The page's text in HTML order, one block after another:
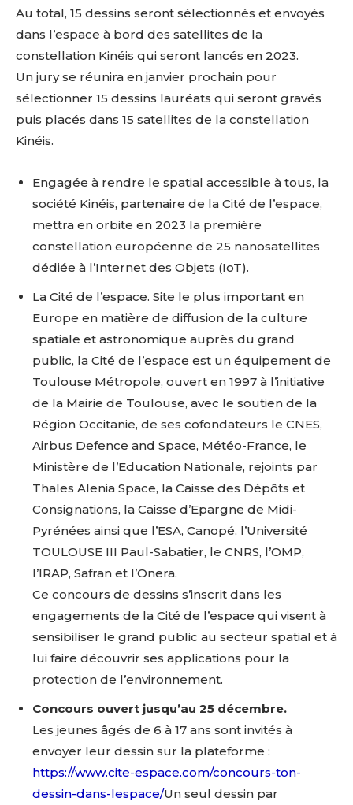
Au total, 15 dessins seront sélectionnés et envoyés
dans l’espace à bord des satellites de la
constellation Kinéis qui seront lancés en 2023.
Un jury se réunira en janvier prochain pour
sélectionner 15 dessins lauréats qui seront gravés
puis placés dans 15 satellites de la constellation
Kinéis.
Engagée à rendre le spatial accessible à tous, la
société Kinéis, partenaire de la Cité de l’espace,
mettra en orbite en 2023 la première
constellation européenne de 25 nanosatellites
dédiée à l’Internet des Objets (IoT).
La Cité de l’espace. Site le plus important en
Europe en matière de diffusion de la culture
spatiale et astronomique auprès du grand
public, la Cité de l’espace est un équipement de
Toulouse Métropole, ouvert en 1997 à l’initiative
de la Mairie de Toulouse, avec le soutien de la
Région Occitanie, de ses cofondateurs le CNES,
Airbus Defence and Space, Météo-France, le
Ministère de l’Education Nationale, rejoints par
Thales Alenia Space, la Caisse des Dépôts et
Consignations, la Caisse d’Epargne de Midi-
Pyrénées ainsi que l’ESA, Canopé, l’Université
TOULOUSE III Paul-Sabatier, le CNRS, l’OMP,
l’IRAP, Safran et l’Onera.
Ce concours de dessins s’inscrit dans les
engagements de la Cité de l’espace qui visent à
sensibiliser le grand public au secteur spatial et à
lui faire découvrir ses applications pour la
protection de l’environnement.
Concours ouvert jusqu’au 25 décembre.
Les jeunes âgés de 6 à 17 ans sont invités à
envoyer leur dessin sur la plateforme :
https://www.cite-espace.com/concours-ton-
dessin-dans-lespace/Un seul dessin par